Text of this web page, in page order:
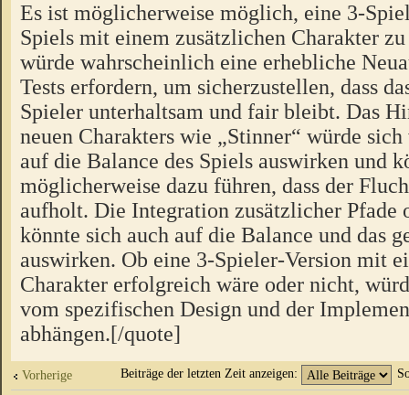
Es ist möglicherweise möglich, eine 3-
Spiels mit einem zusätzlichen Charakter
würde wahrscheinlich eine erhebliche
Tests erfordern, um sicherzustellen, dass
Spieler unterhaltsam und fair bleibt. Das
neuen Charakters wie „Stinner“ würde
auf die Balance des Spiels auswirken und
möglicherweise dazu führen, dass der
aufholt. Die Integration zusätzlicher Pfade
könnte sich auch auf die Balance und das
auswirken. Ob eine 3-Spieler-Version mit
Charakter erfolgreich wäre oder nicht,
vom spezifischen Design und der
abhängen.[/quote]
Vorherige Beiträge der letzten Zeit anzeigen: